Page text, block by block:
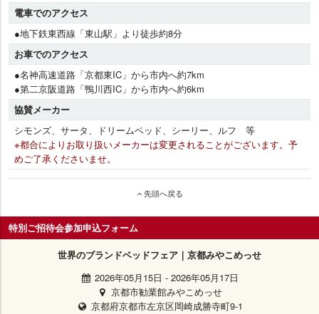
電車でのアクセス
●地下鉄東西線「東山駅」より徒歩約8分
お車でのアクセス
●名神高速道路「京都東IC」から市内へ約7km
●第二京阪道路「鴨川西IC」から市内へ約6km
協賛メーカー
シモンズ、サータ、ドリームベッド、シーリー、ルフ 等
※都合によりお取り扱いメーカーは変更されることがございます。予
めご了承くださいませ。
先頭へ戻る
特別ご招待会参加申込フォーム
世界のブランドベッドフェア｜京都みやこめっせ
2026年05月15日 -2026年05月17日
京都市勧業館みやこめっせ
京都府京都市左京区岡崎成勝寺町9-1